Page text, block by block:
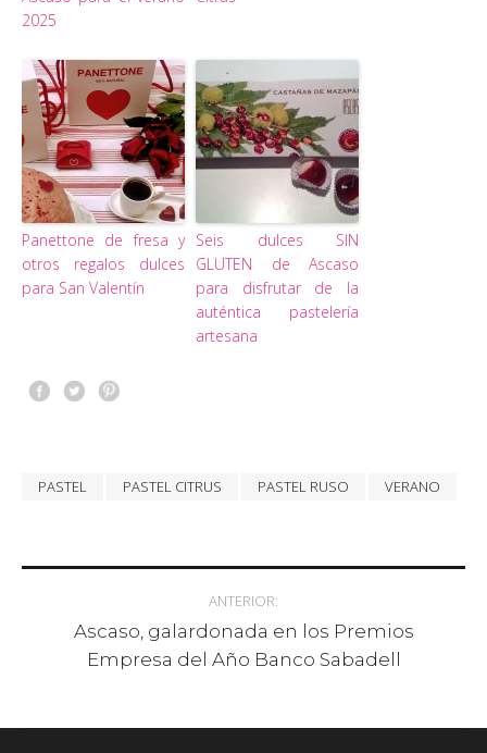
2025
Panettone de fresa y
otros regalos dulces
para San Valentín
Seis dulces SIN
GLUTEN de Ascaso
para disfrutar de la
auténtica pastelería
artesana
PASTEL PASTEL CITRUS PASTEL RUSO VERANO
Post navigation
ANTERIOR:
Ascaso, galardonada en los Premios
Empresa del Año Banco Sabadell